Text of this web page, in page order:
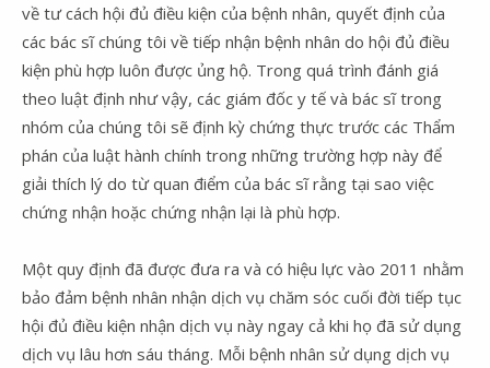
về tư cách hội đủ điều kiện của bệnh nhân, quyết định của
các bác sĩ chúng tôi về tiếp nhận bệnh nhân do hội đủ điều
kiện phù hợp luôn được ủng hộ. Trong quá trình đánh giá
theo luật định như vậy, các giám đốc y tế và bác sĩ trong
nhóm của chúng tôi sẽ định kỳ chứng thực trước các Thẩm
phán của luật hành chính trong những trường hợp này để
giải thích lý do từ quan điểm của bác sĩ rằng tại sao việc
chứng nhận hoặc chứng nhận lại là phù hợp.
Một quy định đã được đưa ra và có hiệu lực vào 2011 nhằm
bảo đảm bệnh nhân nhận dịch vụ chăm sóc cuối đời tiếp tục
hội đủ điều kiện nhận dịch vụ này ngay cả khi họ đã sử dụng
dịch vụ lâu hơn sáu tháng. Mỗi bệnh nhân sử dụng dịch vụ